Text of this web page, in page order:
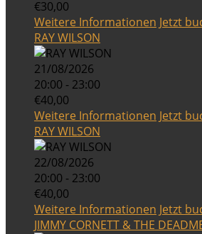
€30,00
Weitere Informationen Jetzt
RAY WILSON
21/08/2026
20:00 - 23:00
€40,00
Weitere Informationen Jetzt
RAY WILSON
22/08/2026
20:00 - 23:00
€40,00
Weitere Informationen Jetzt
JIMMY CORNETT & THE